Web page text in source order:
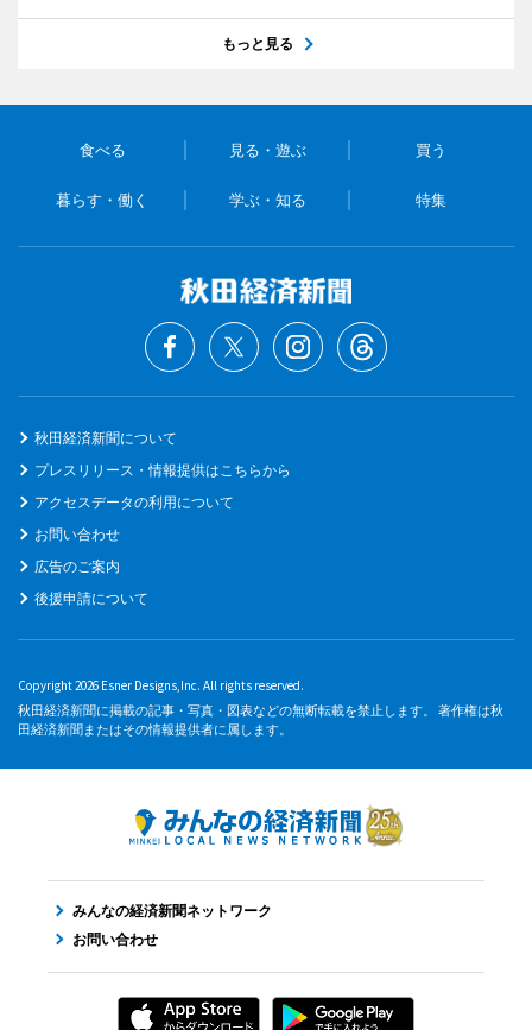
もっと見る
食べる 見る・遊ぶ 買う
暮らす・働く 学ぶ・知る 特集
秋田経済新聞について
プレスリリース・情報提供はこちらから
アクセスデータの利用について
お問い合わせ
広告のご案内
後援申請について
Copyright 2026 Esner Designs,Inc. All rights reserved.
秋田経済新聞に掲載の記事・写真・図表などの無断転載を禁止します。 著作権は秋
田経済新聞またはその情報提供者に属します。
みんなの経済新聞ネットワーク
お問い合わせ